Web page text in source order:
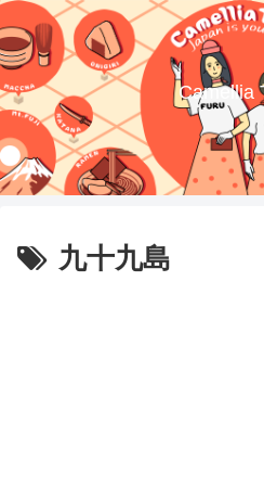
Camellia
九十九島